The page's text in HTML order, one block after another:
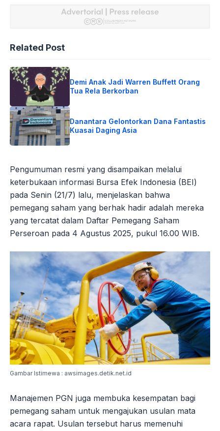
Related Post
Demi Anak Jadi Warren Buffett Orang
Tua Rela Berkorban
Danantara Gelontorkan Dana Fantastis
Kuasai Daging Asia
Pengumuman resmi yang disampaikan melalui
keterbukaan informasi Bursa Efek Indonesia (BEI)
pada Senin (21/7) lalu, menjelaskan bahwa
pemegang saham yang berhak hadir adalah mereka
yang tercatat dalam Daftar Pemegang Saham
Perseroan pada 4 Agustus 2025, pukul 16.00 WIB.
Gambar Istimewa : awsimages.detik.net.id
Manajemen PGN juga membuka kesempatan bagi
pemegang saham untuk mengajukan usulan mata
acara rapat. Usulan tersebut harus memenuhi